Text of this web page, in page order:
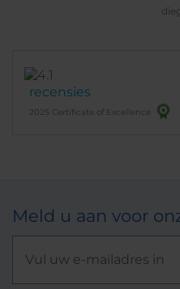
recensies
2025 Certificate of Excellence
Meld u aan voor